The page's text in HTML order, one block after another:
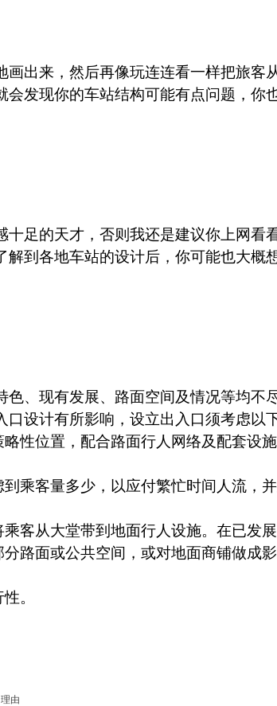
出来，然后再像玩连连看一样把旅客
发现你的车站结构可能有点问题，你
十足的天才，否则我还是建议你上网看
解到各地车站的设计后，你可能也大概
色、现有发展、路面空间及情况等均不
设计有所影响，设立出入口须考虑以
性位置，配合路面行人网络及配套设
乘客量多少，以应付繁忙时间人流，
客从大堂带到地面行人设施。在已发
路面或公共空间，或对地面商铺做成
。
理由